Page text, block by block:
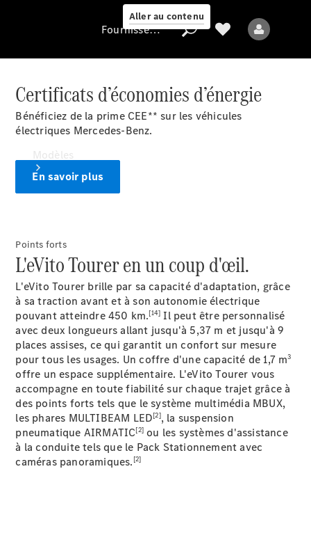
Aller au contenu
Fournisseur /
Protection des
données
Tous les modèles
Modèles électriques
Sprinter
Tous les
Sprinter
Sprinter
Fournisseur / Protection des données
Certificats d’économies d’énergie
Bénéficiez de la prime CEE** sur les véhicules
électriques Mercedes-Benz.
En savoir plus
Points forts
L'eVito Tourer en un coup d'œil.
L'eVito Tourer brille par sa capacité d'adaptation, grâce
à sa traction avant et à son autonomie électrique
pouvant atteindre 450 km.[14] Il peut être personnalisé
avec deux longueurs allant jusqu'à 5,37 m et jusqu'à 9
places assises, ce qui garantit un confort sur mesure
pour tous les usages. Un coffre d'une capacité de 1,7 m3
offre un espace supplémentaire. L'eVito Tourer vous
accompagne en toute fiabilité sur chaque trajet grâce à
des points forts tels que le système multimédia MBUX,
les phares MULTIBEAM LED[2], la suspension
pneumatique AIRMATIC[2] ou les systèmes d'assistance
à la conduite tels que le Pack Stationnement avec
caméras panoramiques. [2]